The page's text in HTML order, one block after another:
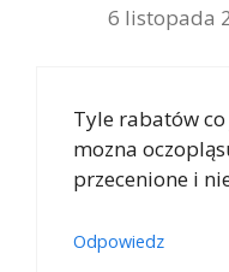
6 listopada
Tyle rabatów
mozna
przecenione i
Odpowiedz